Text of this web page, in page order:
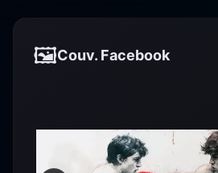
🖼️Couv. Facebook